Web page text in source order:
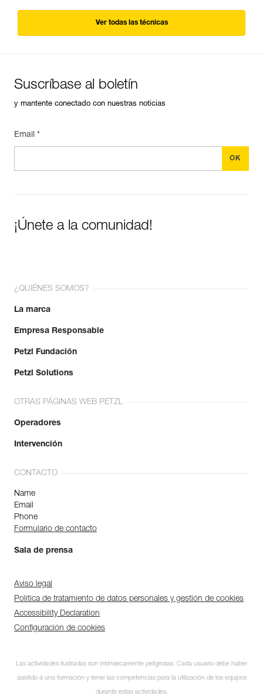
Ver todas las técnicas
Suscríbase al boletín
y mantente conectado con nuestras noticias
Email *
¡Únete a la comunidad!
¿QUIÉNES SOMOS?
La marca
Empresa Responsable
Petzl Fundación
Petzl Solutions
OTRAS PÁGINAS WEB PETZL
Operadores
Intervención
CONTACTO
Name
Email
Phone
Formulario de contacto
Sala de prensa
Aviso legal
Política de tratamiento de datos personales y gestión de cookies
Accessibility Declaration
Configuración de cookies
Las actividades ilustradas son intrínsecamente peligrosas. Cada usuario debe haber
asistido a una formación y tener las competencias para la utilización de los equipos
durante estas actividades.